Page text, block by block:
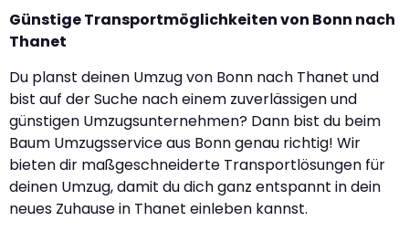
Günstige Transportmöglichkeiten von Bonn nach
Thanet
Du planst deinen Umzug von Bonn nach Thanet und
bist auf der Suche nach einem zuverlässigen und
günstigen Umzugsunternehmen? Dann bist du beim
Baum Umzugsservice aus Bonn genau richtig! Wir
bieten dir maßgeschneiderte Transportlösungen für
deinen Umzug, damit du dich ganz entspannt in dein
neues Zuhause in Thanet einleben kannst.